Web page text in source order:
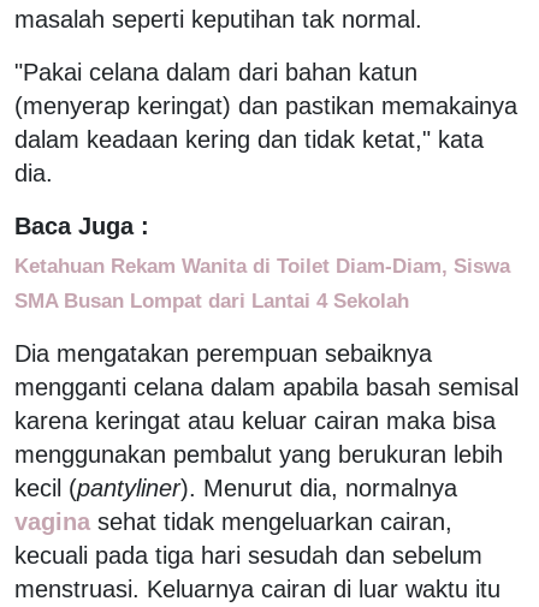
masalah seperti keputihan tak normal.
"Pakai celana dalam dari bahan katun
(menyerap keringat) dan pastikan memakainya
dalam keadaan kering dan tidak ketat," kata
dia.
Baca Juga :
Ketahuan Rekam Wanita di Toilet Diam-Diam, Siswa
SMA Busan Lompat dari Lantai 4 Sekolah
Dia mengatakan perempuan sebaiknya
mengganti celana dalam apabila basah semisal
karena keringat atau keluar cairan maka bisa
menggunakan pembalut yang berukuran lebih
kecil (pantyliner). Menurut dia, normalnya
vagina sehat tidak mengeluarkan cairan,
kecuali pada tiga hari sesudah dan sebelum
menstruasi. Keluarnya cairan di luar waktu itu